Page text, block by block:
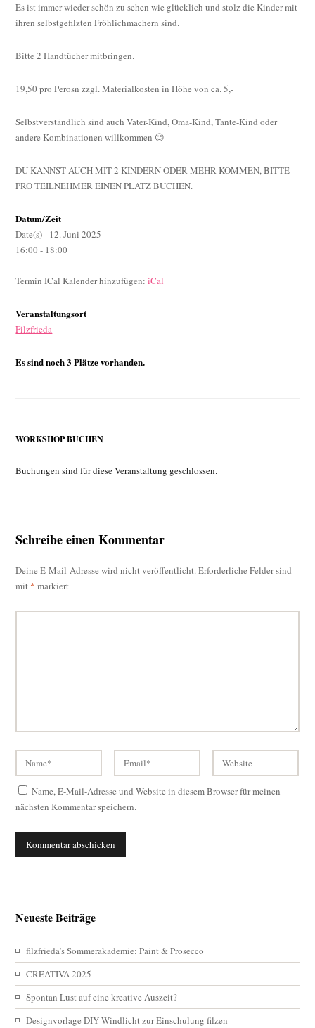
Es ist immer wieder schön zu sehen wie glücklich und stolz die Kinder mit
ihren selbstgefilzten Fröhlichmachern sind.
Bitte 2 Handtücher mitbringen.
19,50 pro Perosn zzgl. Materialkosten in Höhe von ca. 5,-
Selbstverständlich sind auch Vater-Kind, Oma-Kind, Tante-Kind oder
andere Kombinationen willkommen 😉
DU KANNST AUCH MIT 2 KINDERN ODER MEHR KOMMEN, BITTE
PRO TEILNEHMER EINEN PLATZ BUCHEN.
Datum/Zeit
Date(s) - 12. Juni 2025
16:00 - 18:00
Termin ICal Kalender hinzufügen:iCal
Veranstaltungsort
Filzfrieda
Es sind noch 3 Plätze vorhanden.
WORKSHOP BUCHEN
Buchungen sind für diese Veranstaltung geschlossen.
Schreibe einen Kommentar
Deine E-Mail-Adresse wird nicht veröffentlicht.Erforderliche Felder sind
mit * markiert
Name, E-Mail-Adresse und Website in diesem Browser für meinen
nächsten Kommentar speichern.
Neueste Beiträge
filzfrieda’s Sommerakademie: Paint & Prosecco
CREATIVA 2025
Spontan Lust auf eine kreative Auszeit?
Designvorlage DIY Windlicht zur Einschulung filzen